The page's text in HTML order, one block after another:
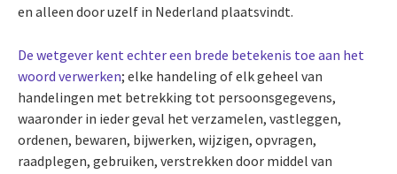
en alleen door uzelf in Nederland plaatsvindt.
De wetgever kent echter een brede betekenis toe aan het
woord verwerken; elke handeling of elk geheel van
handelingen met betrekking tot persoonsgegevens,
waaronder in ieder geval het verzamelen, vastleggen,
ordenen, bewaren, bijwerken, wijzigen, opvragen,
raadplegen, gebruiken, verstrekken door middel van